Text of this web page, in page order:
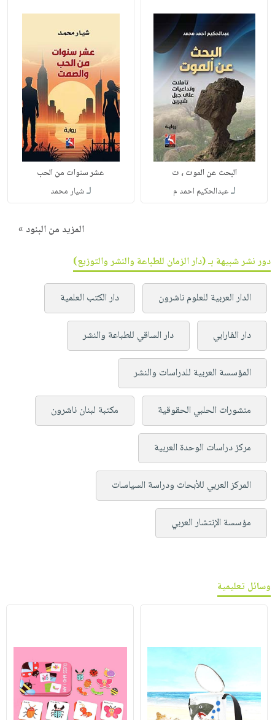
البحث عن الموت ، ت
لـعبدالحكيم احمد م
عشر سنوات من الحب
لـشيار محمد
المزيد من البنود »
دور نشر شبيهة بـ (دار الزمان للطباعة والنشر والتوزيع)
الدار العربية للعلوم ناشرون دار الكتب العلمية
دار الفارابي دار الساقي للطباعة والنشر
المؤسسة العربية للدراسات والنشر
منشورات الحلبي الحقوقية مكتبة لبنان ناشرون
مركز دراسات الوحدة العربية
المركز العربي للأبحاث ودراسة السياسات
مؤسسة الإنتشار العربي
وسائل تعليمية